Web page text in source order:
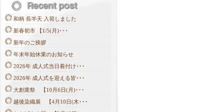
和柄 長半天 入荷しました
新春初市 【1/5(月)･･･
新年のご挨拶
年末年始休業のお知らせ
2026年 成人式当日着付け･･･
2026年 成人式を迎える皆･･･
大創業祭 【10月6日(月)･･･
越後染織展 【4月10日(木･･･